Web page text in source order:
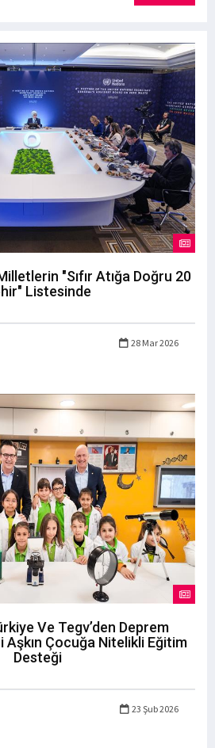
"Sıfır Atığa Doğru 20
Listesinde
28 Mar 2026
Ve Tegv’den Deprem
Aşkın Çocuğa Nitelikli Eğitim
Desteği
23 Şub 2026